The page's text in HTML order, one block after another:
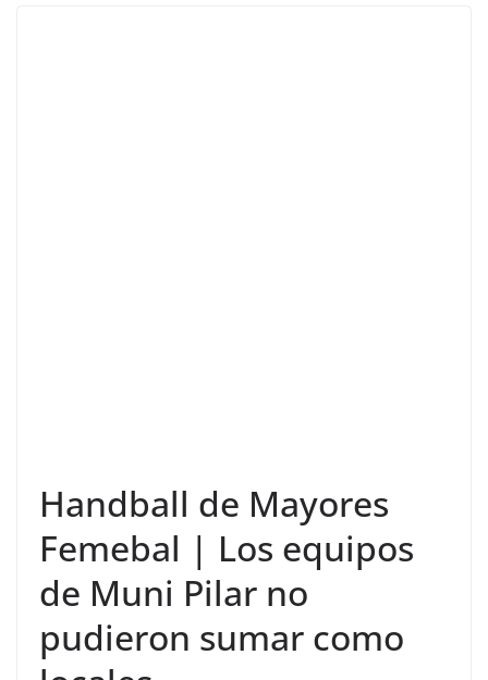
Handball de Mayores
Femebal | Los equipos
de Muni Pilar no
pudieron sumar como